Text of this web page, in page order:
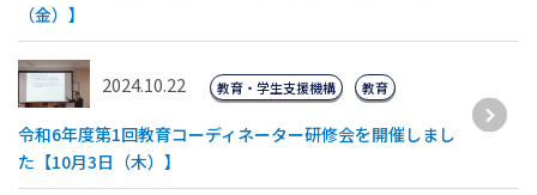
（金）】
2024.10.22
令和6年度第1回教育コーディネーター研修会を開催しまし
た【10月3日（木）】
教育・学生支援機構 教育